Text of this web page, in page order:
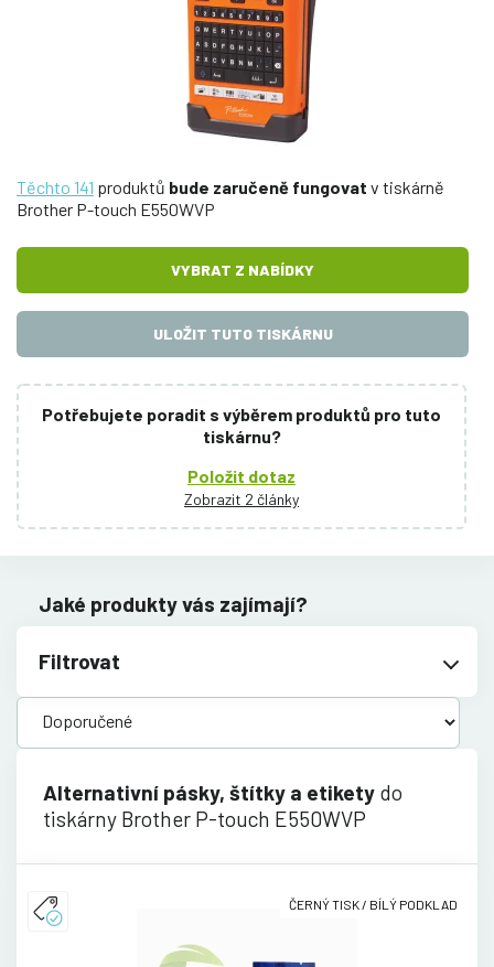
Těchto 141 produktů bude zaručeně fungovat v tiskárně
Brother P-touch E550WVP
VYBRAT Z NABÍDKY
ULOŽIT TUTO TISKÁRNU
Potřebujete poradit s výběrem produktů pro tuto
tiskárnu?
Položit dotaz
Zobrazit 2 články
Jaké produkty vás zajímají?
Filtrovat
Alternativní pásky, štítky a etikety do
tiskárny Brother P-touch E550WVP
ČERNÝ TISK / BÍLÝ PODKLAD